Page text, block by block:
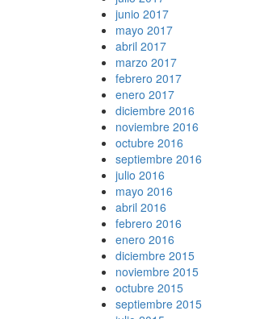
junio 2017
mayo 2017
abril 2017
marzo 2017
febrero 2017
enero 2017
diciembre 2016
noviembre 2016
octubre 2016
septiembre 2016
julio 2016
mayo 2016
abril 2016
febrero 2016
enero 2016
diciembre 2015
noviembre 2015
octubre 2015
septiembre 2015